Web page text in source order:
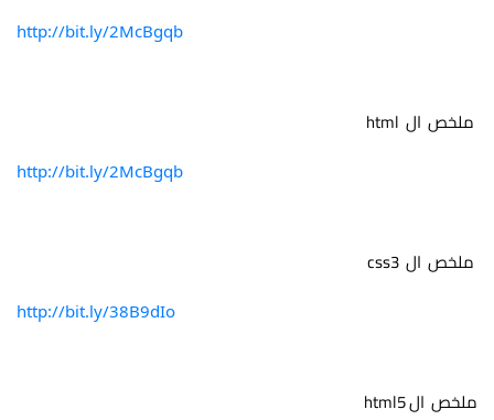
http://bit.ly/2McBgqb
http://bit.ly/2McBgqb
http://bit.ly/38B9dIo
ملخص  ال html5